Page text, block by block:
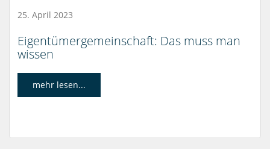
25. April 2023
Eigentümergemeinschaft: Das muss man
wissen
mehr lesen...